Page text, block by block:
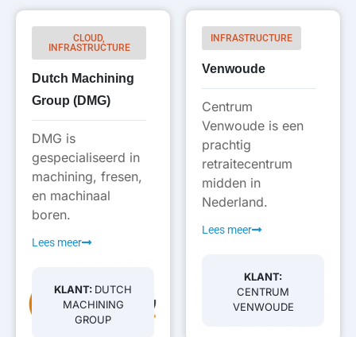
CLOUD,
INFRASTRUCTURE
Dutch Machining
Group (DMG)
DMG is
gespecialiseerd in
machining, fresen,
en machinaal
boren.
Lees meer
KLANT: DUTCH
MACHINING
GROUP
INFRASTRUCTURE
Venwoude
Centrum
Venwoude is een
prachtig
retraitecentrum
midden in
Nederland.
Lees meer
KLANT:
CENTRUM
VENWOUDE